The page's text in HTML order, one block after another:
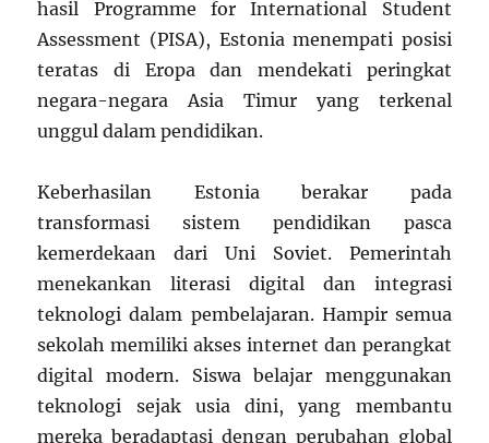
hasil Programme for International Student
Assessment (PISA), Estonia menempati posisi
teratas di Eropa dan mendekati peringkat
negara-negara Asia Timur yang terkenal
unggul dalam pendidikan.
Keberhasilan Estonia berakar pada
transformasi sistem pendidikan pasca
kemerdekaan dari Uni Soviet. Pemerintah
menekankan literasi digital dan integrasi
teknologi dalam pembelajaran. Hampir semua
sekolah memiliki akses internet dan perangkat
digital modern. Siswa belajar menggunakan
teknologi sejak usia dini, yang membantu
mereka beradaptasi dengan perubahan global